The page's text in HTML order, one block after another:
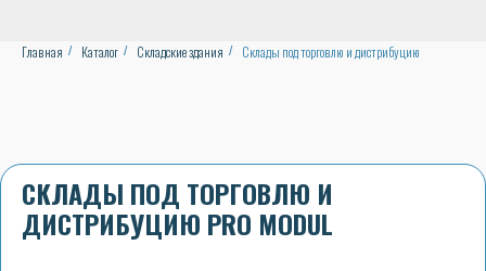
Главная / Каталог / Складские здания / Склады под торговлю и дистрибуцию
СКЛАДЫ ПОД ТОРГОВЛЮ И
ДИСТРИБУЦИЮ PRO MODUL